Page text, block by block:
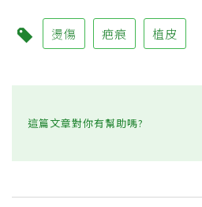
燙傷 疤痕 植皮
這篇文章對你有幫助嗎?